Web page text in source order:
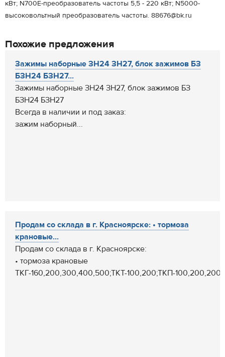
кВт; N700E-преобразователь частоты 5,5 - 220 кВт; N5000-
высоковольтный преобразователь частоты. 88676@bk.ru
Похожие предложения
Зажимы наборные ЗН24 ЗН27, блок зажимов БЗ
БЗН24 БЗН27...
Зажимы наборные ЗН24 ЗН27, блок зажимов БЗ
БЗН24 БЗН27
Всегда в наличии и под заказ:
зажим наборный...
Продам со склада в г. Красноярске: • тормоза
крановые...
Продам со склада в г. Красноярске:
• тормоза крановые
ТКГ-160,200,300,400,500;ТКТ-100,200;ТКП-